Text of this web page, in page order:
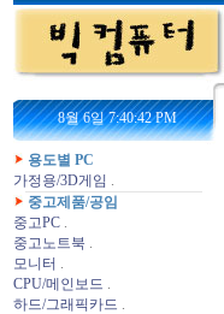
8월 6일 7:40:42 PM
용도별 PC
가정용/3D게임 .
중고제품/공임
중고PC .
중고노트북 .
모니터 .
CPU/메인보드 .
하드/그래픽카드 .